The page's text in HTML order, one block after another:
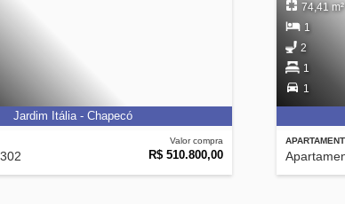
Valor compra
R$ 510.800,00
Jardim Itália - Chapecó
74,41
1
2
1
1